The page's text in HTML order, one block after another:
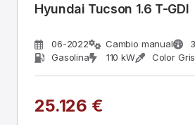
Hyundai Tucson 1.6 T-GDI
06-2022 Cambio manual
Gasolina
110 kW Color Gris
25.126 €